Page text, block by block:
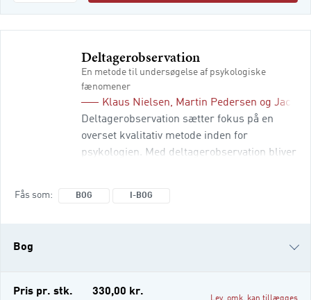
Deltagerobservation
En metode til undersøgelse af psykologiske
fænomener
Klaus Nielsen, Martin Pedersen og Jacob
Deltagerobservation sætter fokus på en
overset kvalitativ metode inden for
psykologien. Med deltagerobservation bliver
registrerer, hvad andre
Fås som BOG I-BOG
Bog
i-bog
Pris pr. stk. 330,00 kr.